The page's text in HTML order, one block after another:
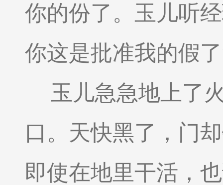
你的份了。玉儿听
你这是批准我的假
玉儿急急地上了
口。天快黑了，门
即使在地里干活，